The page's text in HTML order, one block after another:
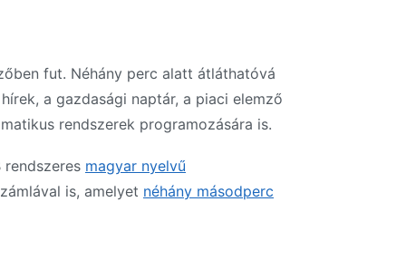
fut. Néhány perc alatt átláthatóvá
a gazdasági naptár, a piaci elemző
rendszerek programozására is.
magyar nyelvű
is, amelyet néhány másodperc